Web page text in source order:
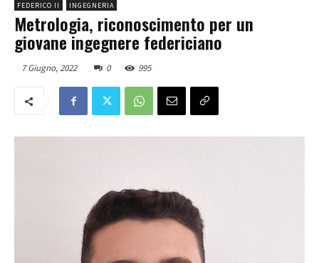
FEDERICO II INGEGNERIA
Metrologia, riconoscimento per un
giovane ingegnere federiciano
7 Giugno, 2022 0 995